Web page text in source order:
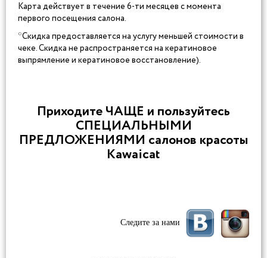
Карта действует в течение 6-ти месяцев с момента
первого посещения салона.
*Скидка предоставляется на уcлугу меньшей стоимости в
чеке. Скидка не распространяется на кератиновое
выпрямление и кератиновое восстановление).
Приходите ЧАЩЕ и пользуйтесь
СПЕЦИАЛЬНЫМИ
ПРЕДЛОЖЕНИЯМИ салонов красоты
Kawaicat
Следите за нами